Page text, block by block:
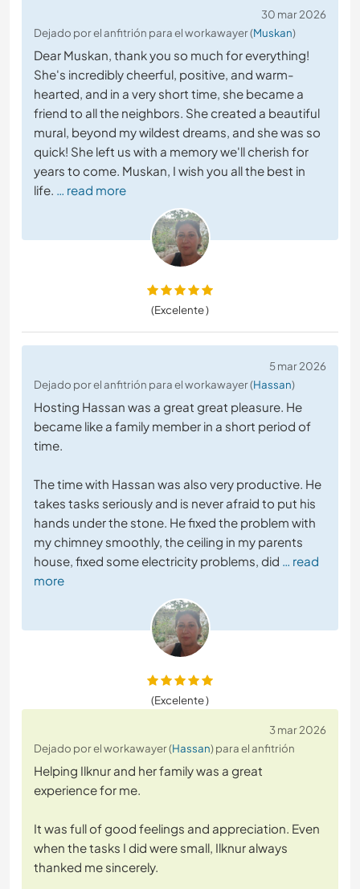
30 mar 2026
Dejado por el anfitrión para el workawayer (Muskan)
Dear Muskan, thank you so much for everything!
She's incredibly cheerful, positive, and warm-
hearted, and in a very short time, she became a
friend to all the neighbors. She created a beautiful
mural, beyond my wildest dreams, and she was so
quick! She left us with a memory we'll cherish for
years to come. Muskan, I wish you all the best in
life. … read more
(Excelente )
5 mar 2026
Dejado por el anfitrión para el workawayer (Hassan)
Hosting Hassan was a great great pleasure. He
became like a family member in a short period of
time.
The time with Hassan was also very productive. He
takes tasks seriously and is never afraid to put his
hands under the stone. He fixed the problem with
my chimney smoothly, the ceiling in my parents
house, fixed some electricity problems, did … read
more
(Excelente )
3 mar 2026
Dejado por el workawayer (Hassan) para el anfitrión
Helping Ilknur and her family was a great
experience for me.
It was full of good feelings and appreciation. Even
when the tasks I did were small, Ilknur always
thanked me sincerely.